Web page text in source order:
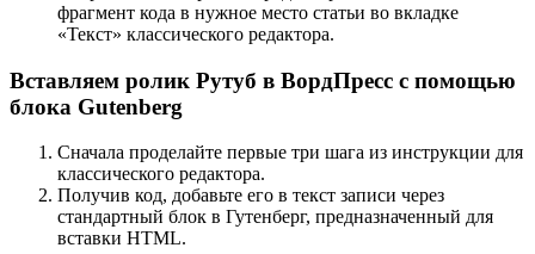
фрагмент кода в нужное место статьи во вкладке
«Текст» классического редактора.
Вставляем ролик Рутуб в ВордПресс с помощью
блока Gutenberg
Сначала проделайте первые три шага из инструкции для
классического редактора.
Получив код, добавьте его в текст записи через
стандартный блок в Гутенберг, предназначенный для
вставки HTML.